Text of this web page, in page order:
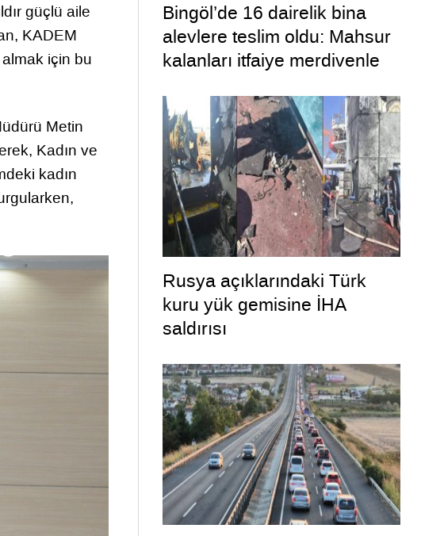
güçlü aile
KADEM
için bu
Metin
Kadın ve
kadın
Bingöl’de 16 dairelik bina
alevlere teslim oldu: Mahsur
kalanları itfaiye merdivenle
Rusya açıklarındaki Türk
kuru yük gemisine İHA
saldırısı